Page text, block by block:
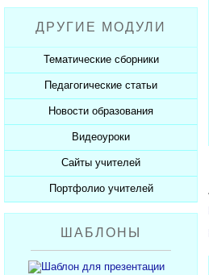
Пожарная безопасность
СанПиНы
Должностные обязанности
Планы, справки, протоколы
Презентации к Дню матери
Презентации к Новому году
Презентации к 23 февраля
Презентации к 8 марта
Презентации к Дню Победы
350 лет Петру I
Разработки учащихся
Софт для учителя
ДРУГИЕ МОДУЛИ
Тематические сборники
Сборники презентаций
Педагогические статьи
Каталог статей
Добавить статью
Новости образования
Новости образования
Видеоуроки
Видеоуроки ЕГЭ и ОГЭ
Сайты учителей
Каталог сайтов
Добавить сайт
Портфолио учителей
Каталог портфолио
Добавить портфолио
ШАБЛОНЫ